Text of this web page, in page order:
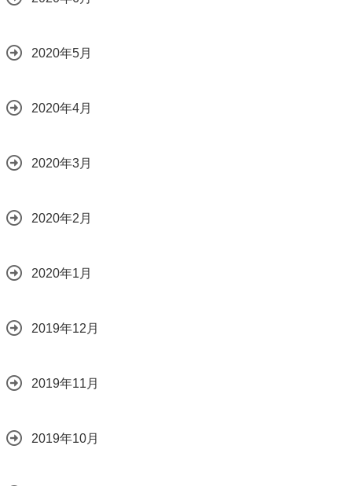
2020年5月
2020年4月
2020年3月
2020年2月
2020年1月
2019年12月
2019年11月
2019年10月